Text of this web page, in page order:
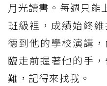
月光讀書。每週只能
班級裡，成績始終
德到他的學校演講
臨走前握著他的手
難，記得來找我。